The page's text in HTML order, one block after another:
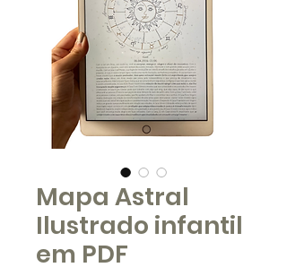
Mapa Astral
Ilustrado infantil
em PDF